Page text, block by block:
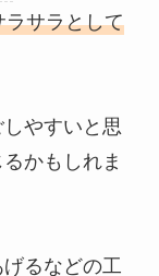
ラサラとして
やすいと思
かもしれま
るなどの工